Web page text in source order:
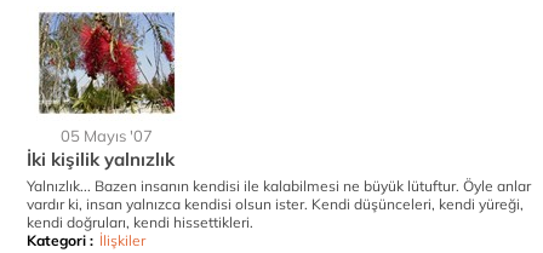
05 Mayıs '07
İki kişilik yalnızlık
Yalnızlık... Bazen insanın kendisi ile kalabilmesi ne büyük lütuftur. Öyle anlar
vardır ki, insan yalnızca kendisi olsun ister. Kendi düşünceleri, kendi yüreği,
kendi doğruları, kendi hissettikleri.
Kategori : İlişkiler